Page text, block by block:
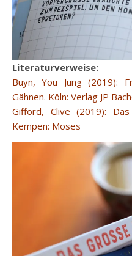
Literaturverweise:
Buyn, You Jung (2019):
Gähnen. Köln: Verlag JP
Gifford, Clive (2019):
Kempen: Moses